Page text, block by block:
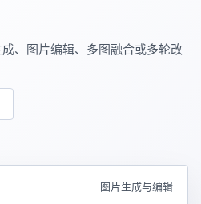
、图片编辑、多图融合或多轮改
图片生成与编辑